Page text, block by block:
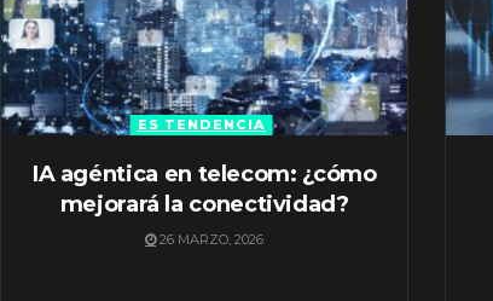
ES TENDENCIA
IA agéntica en telecom: ¿cómo
mejorará la conectividad?
26 MARZO, 2026